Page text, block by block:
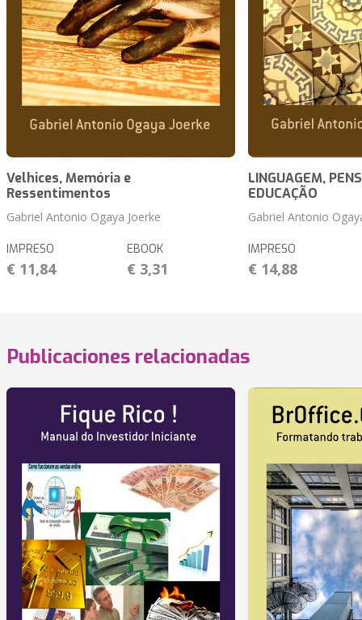
Velhices, Memória e
Ressentimentos
Gabriel Antonio Ogaya Joerke
IMPRESO
€ 11,84
EBOOK
€ 3,31
LINGUAGEM,
EDUCAÇÃO
Gabriel Antonio
IMPRESO
€ 14,88
Publicaciones relacionadas